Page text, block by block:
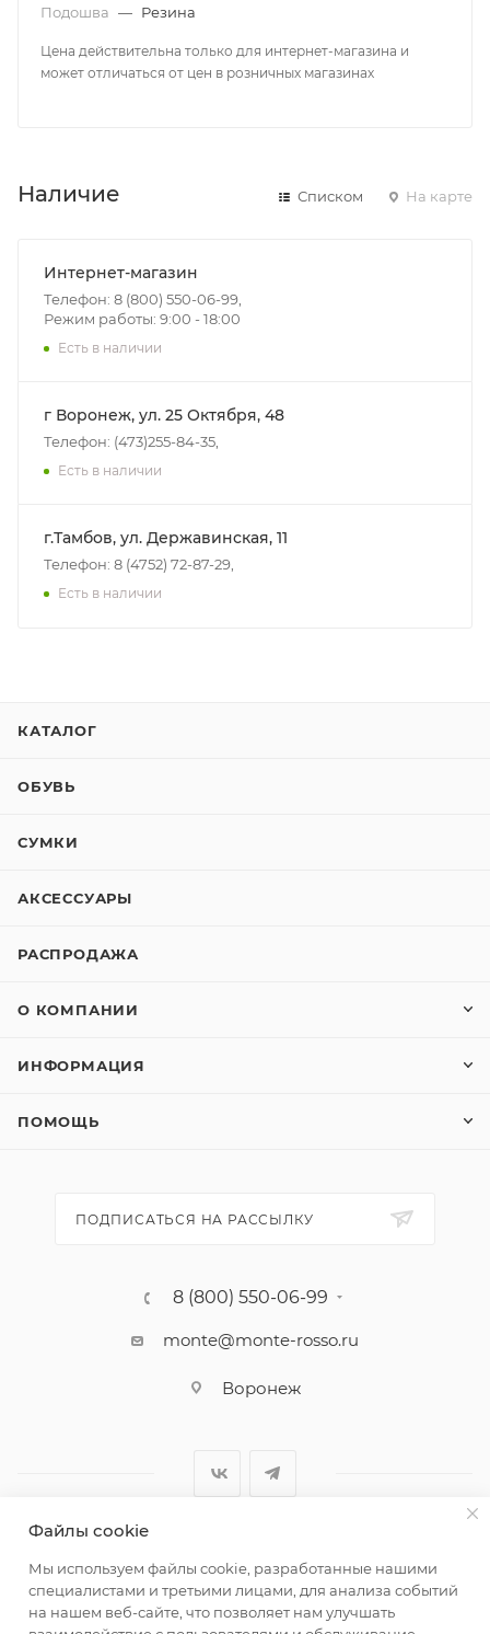
Подошва — Резина
Цена действительна только для интернет-магазина и
может отличаться от цен в розничных магазинах
Наличие Списком На карте
Интернет-магазин
Телефон: 8 (800) 550-06-99,
Режим работы: 9:00 - 18:00
Есть в наличии
г Воронеж, ул. 25 Октября, 48
Телефон: (473)255-84-35,
Есть в наличии
г.Тамбов, ул. Державинская, 11
Телефон: 8 (4752) 72-87-29,
Есть в наличии
КАТАЛОГ
ОБУВЬ
СУМКИ
АКСЕССУАРЫ
РАСПРОДАЖА
О КОМПАНИИ
ИНФОРМАЦИЯ
ПОМОЩЬ
ПОДПИСАТЬСЯ НА РАССЫЛКУ
8 (800) 550-06-99
monte@monte-rosso.ru
Воронеж
женщин
Файлы cookie
Мы используем файлы cookie, разработанные нашими
специалистами и третьими лицами, для анализа событий
на нашем веб-сайте, что позволяет нам улучшать